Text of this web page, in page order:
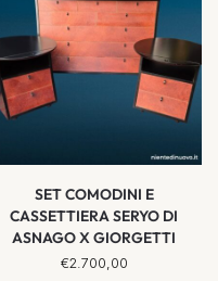
SET COMODINI E
CASSETTIERA SERYO DI
ASNAGO X GIORGETTI
€2.700,00